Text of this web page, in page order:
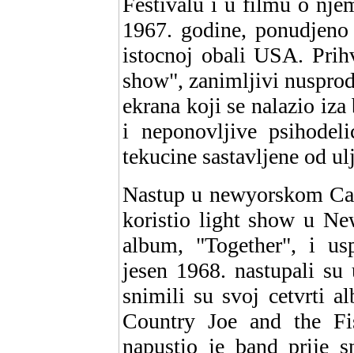
1967. godine,
istocnoj obali USA.
show", zanimljivi
ekrana koji se nalazio
i neponovljive
tekucine sastavljene od
Nastup u newyorskom
koristio light show u
album, "Together", i
jesen 1968. nastupali
snimili su svoj cetvrti
Country Joe and the
napustio je band prije